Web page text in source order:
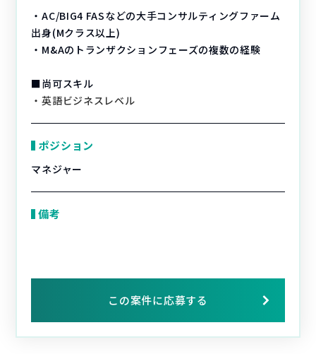
・AC/BIG4 FASなどの大手コンサルティングファーム
出身(Mクラス以上)
・M&Aのトランザクションフェーズの複数の経験
■尚可スキル
・英語ビジネスレベル
ポジション
マネジャー
備考
この案件に応募する